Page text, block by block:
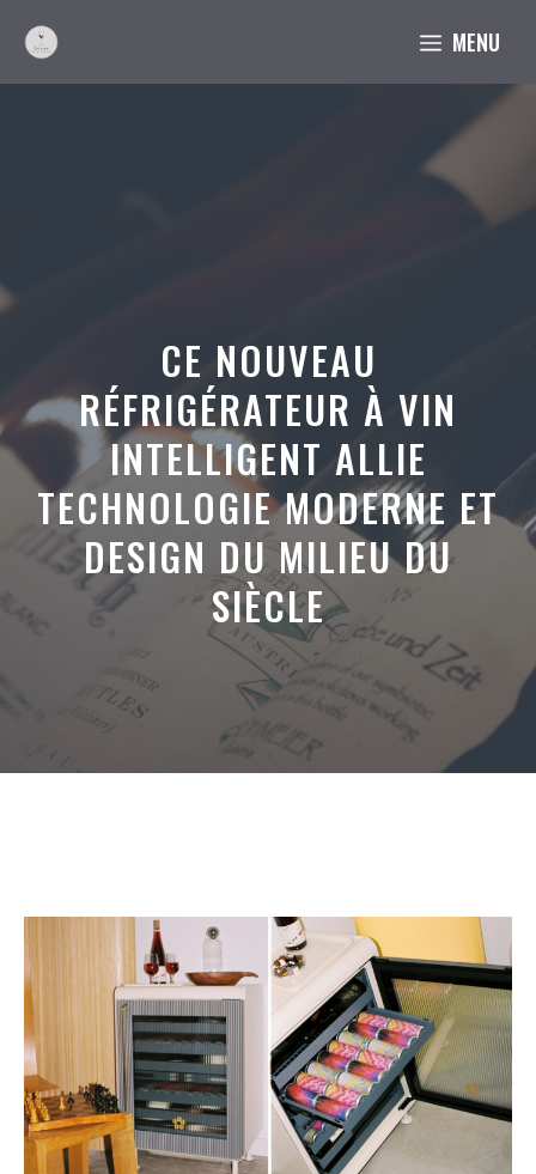
contenu
MENU
CE NOUVEAU
RÉFRIGÉRATEUR À VIN
INTELLIGENT ALLIE
TECHNOLOGIE MODERNE ET
DESIGN DU MILIEU DU
SIÈCLE